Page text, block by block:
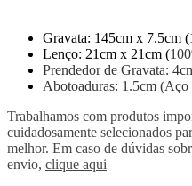
Gravata: 145cm x 7.5cm
Lenço: 21cm x 21cm (
Prendedor de Gravata:
Abotoaduras: 1.5cm
Trabalhamos com produtos
cuidadosamente selecionados
melhor. Em caso de dúvidas
envio, clique aqui